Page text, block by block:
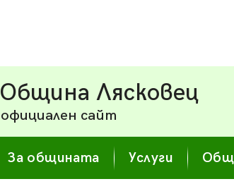
Община Лясковец
официален сайт
За общината Услуги